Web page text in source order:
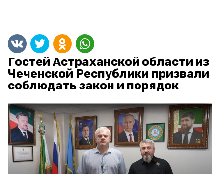
Гостей Астраханской области из
Чеченской Республики призвали
соблюдать закон и порядок